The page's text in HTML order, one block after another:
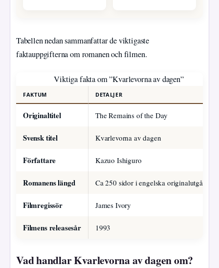
Tabellen nedan sammanfattar de viktigaste
faktauppgifterna om romanen och filmen.
Viktiga fakta om ”Kvarlevorna av dagen”
FAKTUM DETALJER
Originaltitel The Remains of the Day
Svensk titel Kvarlevorna av dagen
Författare Kazuo Ishiguro
Romanens längd Ca 250 sidor i engelska originalutgåvan
Filmregissör James Ivory
Filmens releasesår 1993
Vad handlar Kvarlevorna av dagen om?